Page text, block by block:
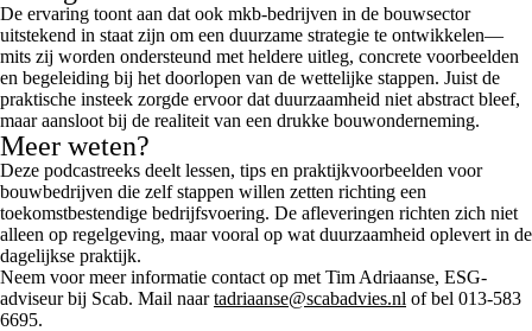
De ervaring toont aan dat ook mkb‑bedrijven in de bouwsector
uitstekend in staat zijn om een duurzame strategie te ontwikkelen—
mits zij worden ondersteund met heldere uitleg, concrete voorbeelden
en begeleiding bij het doorlopen van de wettelijke stappen. Juist de
praktische insteek zorgde ervoor dat duurzaamheid niet abstract bleef,
maar aansloot bij de realiteit van een drukke bouwonderneming.
Meer weten?
Deze podcastreeks deelt lessen, tips en praktijkvoorbeelden voor
bouwbedrijven die zelf stappen willen zetten richting een
toekomstbestendige bedrijfsvoering. De afleveringen richten zich niet
alleen op regelgeving, maar vooral op wat duurzaamheid oplevert in de
dagelijkse praktijk.
Neem voor meer informatie contact op met Tim Adriaanse, ESG-
adviseur bij Scab. Mail naartadriaanse@scabadvies.nl of bel 013-583
6695.